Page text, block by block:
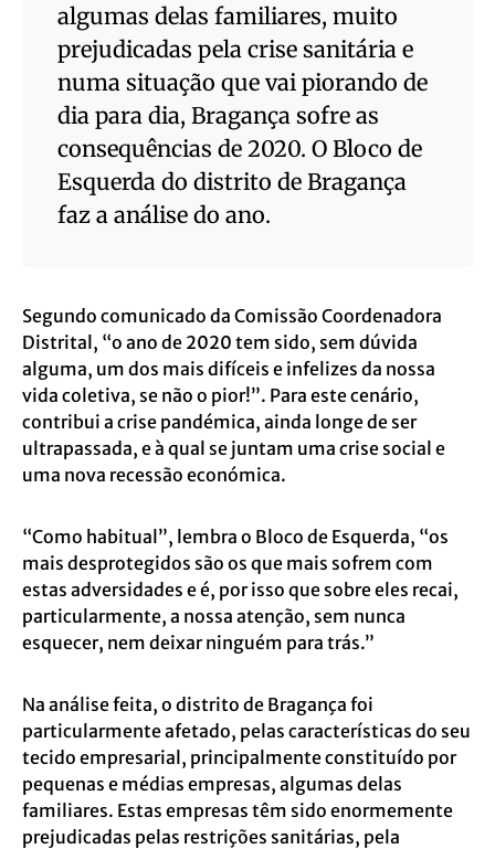
algumas delas familiares, muito
prejudicadas pela crise sanitária e
numa situação que vai piorando de
dia para dia, Bragança sofre as
consequências de 2020. O Bloco de
Esquerda do distrito de Bragança
faz a análise do ano.
Segundo comunicado da Comissão Coordenadora
Distrital, “o ano de 2020 tem sido, sem dúvida
alguma, um dos mais difíceis e infelizes da nossa
vida coletiva, se não o pior!”. Para este cenário,
contribui a crise pandémica, ainda longe de ser
ultrapassada, e à qual se juntam uma crise social e
uma nova recessão económica.
“Como habitual”, lembra o Bloco de Esquerda, “os
mais desprotegidos são os que mais sofrem com
estas adversidades e é, por isso que sobre eles recai,
particularmente, a nossa atenção, sem nunca
esquecer, nem deixar ninguém para trás.”
Na análise feita, o distrito de Bragança foi
particularmente afetado, pelas características do seu
tecido empresarial, principalmente constituído por
pequenas e médias empresas, algumas delas
familiares. Estas empresas têm sido enormemente
prejudicadas pelas restrições sanitárias, pela